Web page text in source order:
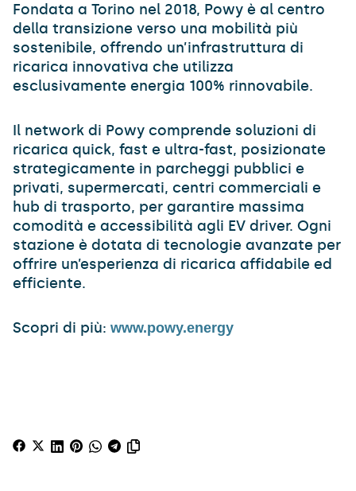
Fondata a Torino nel 2018, Powy è al centro
della transizione verso una mobilità più
sostenibile, offrendo un’infrastruttura di
ricarica innovativa che utilizza
esclusivamente energia 100% rinnovabile.
Il network di Powy comprende soluzioni di
ricarica quick, fast e ultra-fast, posizionate
strategicamente in parcheggi pubblici e
privati, supermercati, centri commerciali e
hub di trasporto, per garantire massima
comodità e accessibilità agli EV driver. Ogni
stazione è dotata di tecnologie avanzate per
offrire un’esperienza di ricarica affidabile ed
efficiente.
Scopri di più: www.powy.energy